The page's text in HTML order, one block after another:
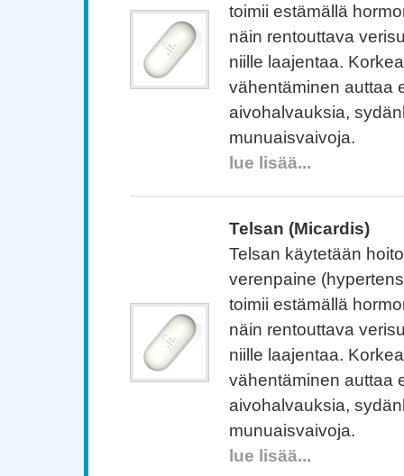
toimii estämällä
näin rentouttava
niille laajentaa.
vähentäminen auttaa
aivohalvauksia,
munuaisvaivoja.
lue lisää...
Telsan (Micardis)
Telsan käytetään
verenpaine
toimii estämällä
näin rentouttava
niille laajentaa.
vähentäminen auttaa
aivohalvauksia,
munuaisvaivoja.
lue lisää...